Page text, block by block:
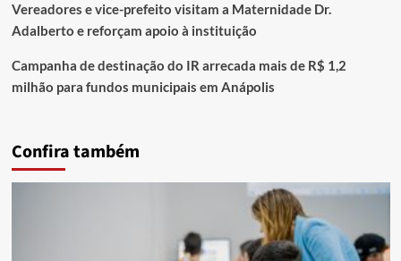
Vereadores e vice-prefeito visitam a Maternidade Dr.
Adalberto e reforçam apoio à instituição
Campanha de destinação do IR arrecada mais de R$ 1,2
milhão para fundos municipais em Anápolis
Confira também